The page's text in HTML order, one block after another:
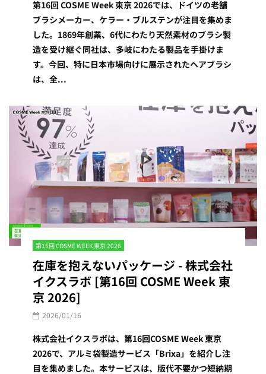
第16回 COSME Week 東京 2026では、ドイツの老舗
ブラシメーカー、ケラー・ブルステンが注目を集めま
した。1869年創業、6代にわたり天然素材のブラシ製
造を受け継ぐ同社は、多岐にわたる製品を手掛けま
す。今回、特に日本市場向けに展示されたヘアブラシ
は、全...
第16回 COSME WEEK 東京 2026
在庫を抱えないパッケージ - 株式会社
イクスラボ [第16回 COSME Week 東
京 2026]
2026/01/16
株式会社イクスラボは、第16回COSME Week 東京
2026で、アルミ袋製造サービス「Brixa」を紹介し注
目を集めました。本サービスは、版代不要かつ短納期